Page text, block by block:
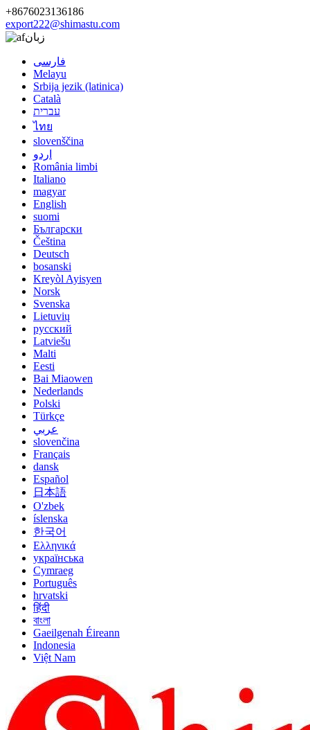
+8676023136186
export222@shimastu.com
زبان
فارسی
Melayu
Srbija jezik (latinica)
Català
עברית
ไทย
slovenščina
اردو
România limbi
Italiano
magyar
English
suomi
Български
Čeština
Deutsch
bosanski
Kreyòl Ayisyen
Norsk
Svenska
Lietuvių
русский
Latviešu
Malti
Eesti
Bai Miaowen
Nederlands
Polski
Türkçe
عربي
slovenčina
Français
dansk
Español
日本語
O'zbek
íslenska
한국어
Ελληνικά
українська
Cymraeg
Português
hrvatski
हिंदी
বাংলা
Gaeilgenah Éireann
Indonesia
Việt Nam